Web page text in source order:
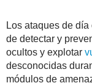
Los ataques de
de detectar y
ocultos y explotar
desconocidas
módulos de